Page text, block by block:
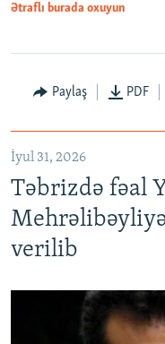
Ətraflı burada oxuyun
Paylaş PDF
İyul 31, 2026
Təbrizdə fəal
Mehrəlibəyliyə
verilib